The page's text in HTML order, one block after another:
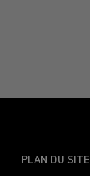
PLAN DU SITE